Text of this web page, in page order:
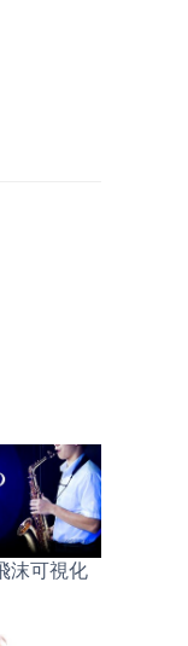
沫可視化